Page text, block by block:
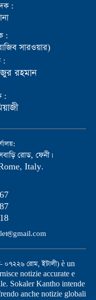
:
:
সারওয়ার)
:
রহমান
:
রোড, ফেনী।
Italy.
০৭২২৬ রোম, ইটালী) è un
notizie accurate e
Sokaler Kantho intende
anche notizie globali